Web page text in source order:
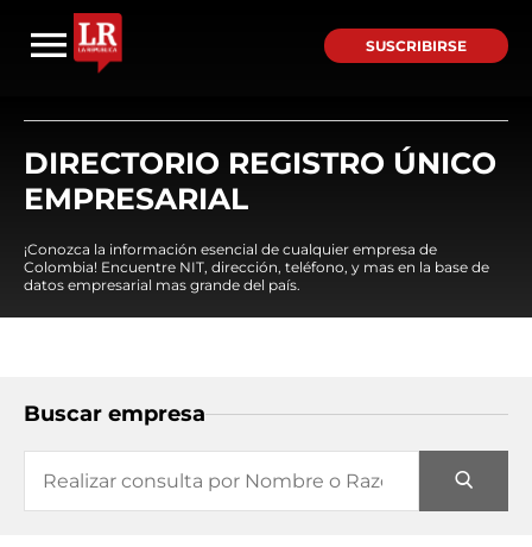
SUSCRIBIRSE
DIRECTORIO REGISTRO ÚNICO
EMPRESARIAL
¡Conozca la información esencial de cualquier empresa de
Colombia! Encuentre NIT, dirección, teléfono, y mas en la base de
datos empresarial mas grande del país.
Buscar empresa